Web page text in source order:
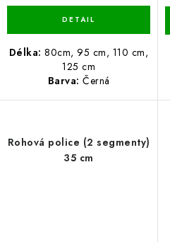
Délka: 80cm, 95 cm, 110 cm,
125 cm
Barva: Černá
Rohová police (2 segmenty)
35 cm